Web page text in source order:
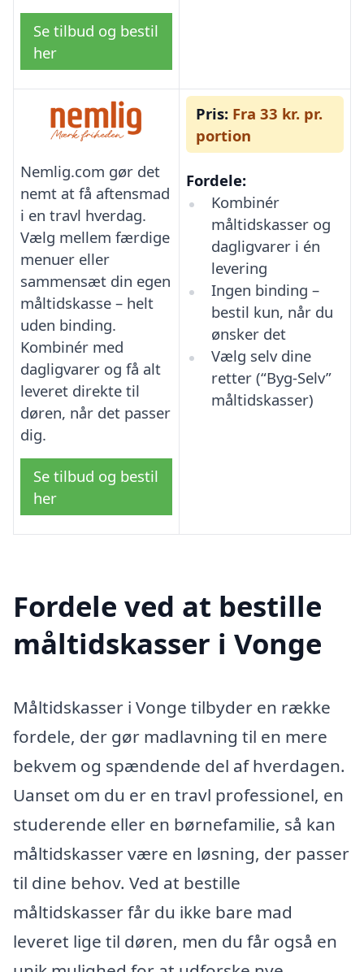
Se tilbud og bestil
her
Nemlig.com gør det
nemt at få aftensmad
i en travl hverdag.
Vælg mellem færdige
menuer eller
sammensæt din egen
måltidskasse – helt
uden binding.
Kombinér med
dagligvarer og få alt
leveret direkte til
døren, når det passer
dig.
Se tilbud og bestil
her
Pris: Fra 33 kr. pr.
portion
Fordele:
Kombinér
måltidskasser og
dagligvarer i én
levering
Ingen binding –
bestil kun, når du
ønsker det
Vælg selv dine
retter (“Byg-Selv”
måltidskasser)
Fordele ved at bestille
måltidskasser i Vonge
Måltidskasser i Vonge tilbyder en række
fordele, der gør madlavning til en mere
bekvem og spændende del af hverdagen.
Uanset om du er en travl professionel, en
studerende eller en børnefamilie, så kan
måltidskasser være en løsning, der passer
til dine behov. Ved at bestille
måltidskasser får du ikke bare mad
leveret lige til døren, men du får også en